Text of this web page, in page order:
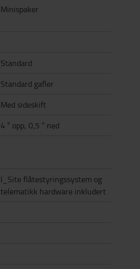
Minispaker
Standard
Standard gafler
Med sideskift
4 ° opp, 0,5 ° ned
I_Site flåtestyringssystem og
telematikk hardware inkludert